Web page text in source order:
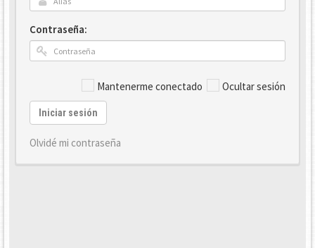
Contraseña:
Mantenerme conectado Ocultar sesión
Iniciar sesión
Olvidé mi contraseña